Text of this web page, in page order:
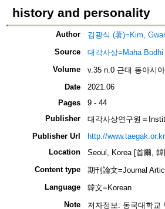
history and personality
Author
김광식 (著)=Kim,
Source
대각사상=Maha
Volume
v.35 n.0 근대 동아시
Date
2021.06
Pages
9 - 44
Publisher
대각사상연구원＝
Publisher Url
http://
Location
Seoul, Korea [首爾,
Content type
期刊論文=Journal
Language
韓文=Korean
Note
저자정보: 동국대학교